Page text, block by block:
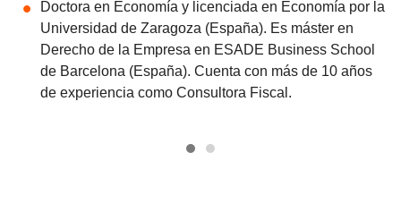
Doctora en Economía y licenciada en Economía por la
Universidad de Zaragoza (España). Es máster en
Derecho de la Empresa en ESADE Business School
de Barcelona (España). Cuenta con más de 10 años
de experiencia como Consultora Fiscal.